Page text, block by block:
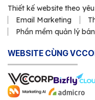
Thiết kế website theo
Email Marketing
Phần mềm quản lý
WEBSITE CÙNG